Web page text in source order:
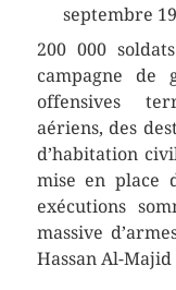
septembre
200 000
campagne de
offensives
aériens, des
d’habitation
mise en place
exécutions
massive
Hassan Al-